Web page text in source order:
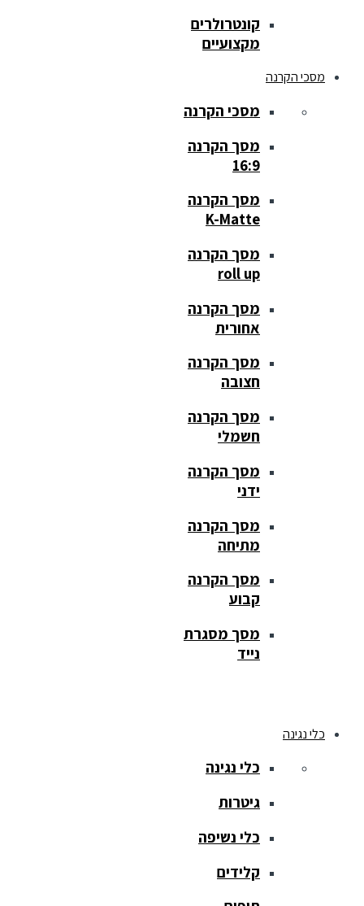
קונטרולרים
מקצועיים
מסכי הקרנה
מסכי הקרנה
מסך הקרנה
16:9
מסך הקרנה
K-Matte
מסך הקרנה
roll up
מסך הקרנה
אחורית
מסך הקרנה
חצובה
מסך הקרנה
חשמלי
מסך הקרנה
ידני
מסך הקרנה
מתיחה
מסך הקרנה
קבוע
מסך מסגרת
נייד
כלי נגינה
כלי נגינה
גיטרות
כלי נשיפה
קלידים